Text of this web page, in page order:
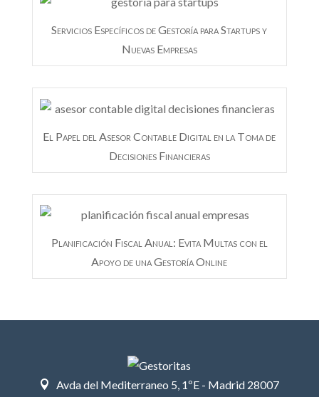
Servicios Específicos de Gestoría para Startups y
Nuevas Empresas
El Papel del Asesor Contable Digital en la Toma de
Decisiones Financieras
Planificación Fiscal Anual: Evita Multas con el
Apoyo de una Gestoría Online
 Avda del Mediterraneo 5, 1ºE - Madrid 28007